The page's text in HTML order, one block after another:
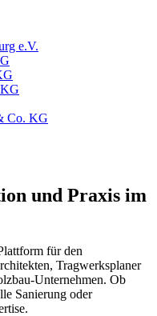
und Praxis im
für den
Tragwerksplaner
Unternehmen. Ob
Sanierung oder